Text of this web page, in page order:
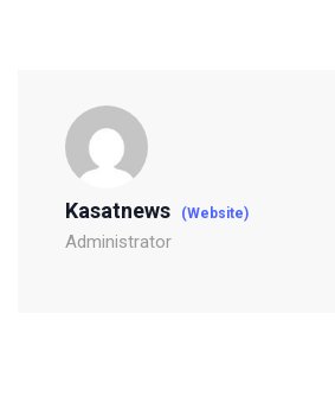
Kasatnews (Website)
Administrator